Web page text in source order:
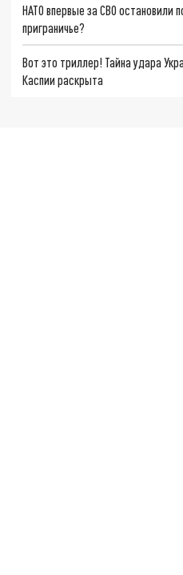
НАТО впервые за СВО остановили
приграничье?
Вот это триллер! Тайна удара
Каспии раскрыта